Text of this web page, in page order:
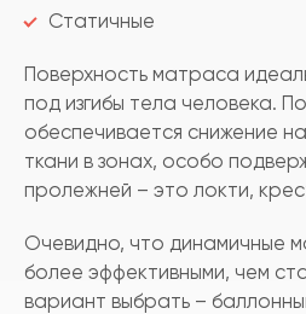
Статичные
Поверхность матраса
под изгибы тела человека.
обеспечивается снижение
ткани в зонах, особо
пролежней – это локти,
Очевидно, что динамичные
более эффективными, чем
вариант выбрать –